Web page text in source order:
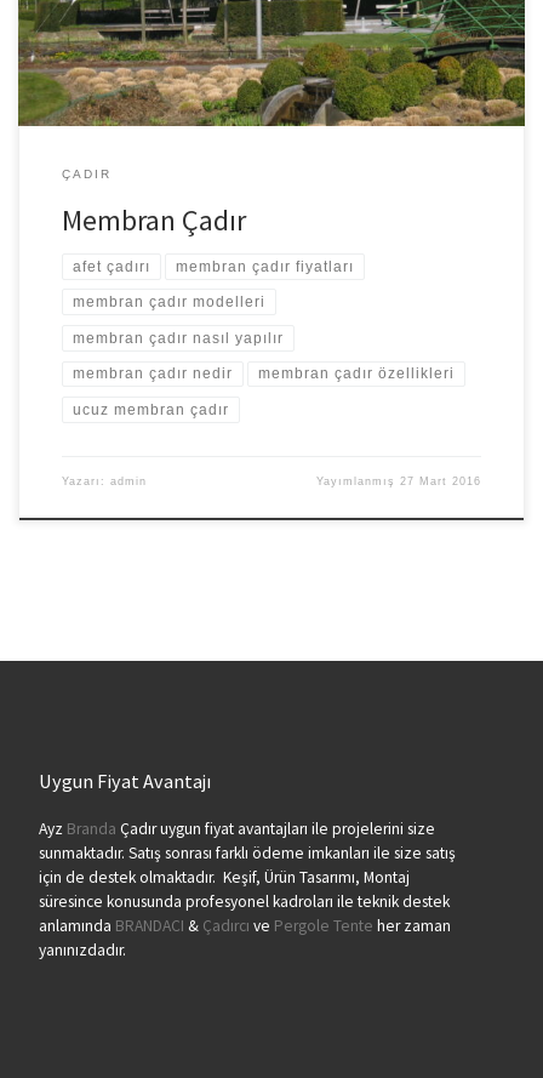
sunmaktadır. Firmamız yapmış olduğu işin farkında görev ve
sorumluluklarının ise daima bilincindedir. Tecrübeli ekibimiz ile […]
ÇADIR
Membran Çadır
afet çadırı membran çadır fiyatları
membran çadır modelleri
membran çadır nasıl yapılır
membran çadır nedir membran çadır özellikleri
ucuz membran çadır
Yazarı: admin Yayımlanmış 27 Mart 2016
Uygun Fiyat Avantajı
Ayz Branda Çadır uygun fiyat avantajları ile projelerini size
sunmaktadır. Satış sonrası farklı ödeme imkanları ile size satış
için de destek olmaktadır. Keşif, Ürün Tasarımı, Montaj
süresince konusunda profesyonel kadroları ile teknik destek
anlamında BRANDACI & Çadırcı ve Pergole Tente her zaman
yanınızdadır.